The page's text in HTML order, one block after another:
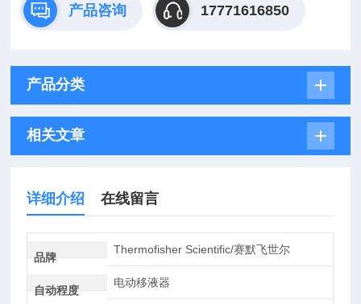
产品咨询 17771616850
产品分类
相关文章
详细介绍 在线留言
品牌
Thermofisher Scientific/赛默飞世尔
自动程度
电动移液器